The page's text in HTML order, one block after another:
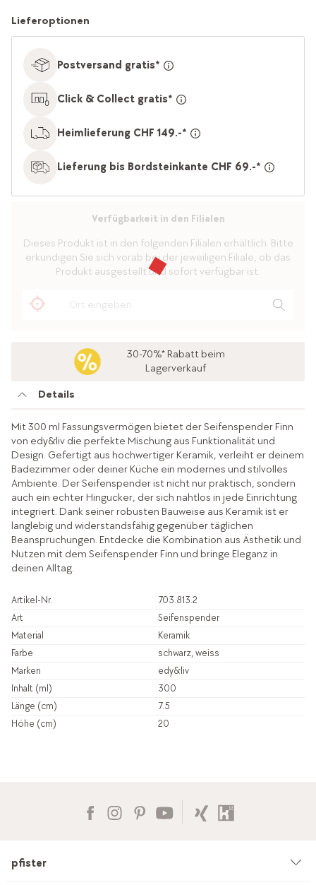
Lieferoptionen
Postversand gratis*
Click & Collect gratis*
Heimlieferung CHF 149.-*
Lieferung bis Bordsteinkante CHF 69.-*
Verfügbarkeit in den Filialen
Dieses Produkt ist in den folgenden Filialen erhältlich. Bitte
erkundigen Sie sich vorab bei der jeweiligen Filiale, ob das
Produkt ausgestellt und sofort verfügbar ist.
30-70%* Rabatt beim
Lagerverkauf
Details
Mit 300 ml Fassungsvermögen bietet der Seifenspender Finn
von edy&liv die perfekte Mischung aus Funktionalität und
Design. Gefertigt aus hochwertiger Keramik, verleiht er deinem
Badezimmer oder deiner Küche ein modernes und stilvolles
Ambiente. Der Seifenspender ist nicht nur praktisch, sondern
auch ein echter Hingucker, der sich nahtlos in jede Einrichtung
integriert. Dank seiner robusten Bauweise aus Keramik ist er
langlebig und widerstandsfähig gegenüber täglichen
Beanspruchungen. Entdecke die Kombination aus Ästhetik und
Nutzen mit dem Seifenspender Finn und bringe Eleganz in
deinen Alltag.
Artikel-Nr.
703.813.2
Art
Seifenspender
Material
Keramik
Farbe
schwarz, weiss
Marken
edy&liv
Inhalt (ml)
300
Länge (cm)
7.5
Höhe (cm)
20
pfister